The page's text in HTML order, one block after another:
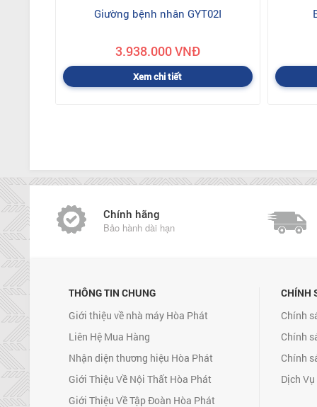
Giường bệnh nhân GYT02I
3.938.000 VNĐ
Xem chi tiết
Chính hãng
Bảo hành dài hạn
THÔNG TIN CHUNG
Giới thiệu về nhà máy Hòa Phát
Liên Hệ Mua Hàng
Nhận diện thương hiệu Hòa Phát
Giới Thiệu Về Nội Thất Hòa Phát
Giới Thiệu Về Tập Đoàn Hòa Phát
CHÍNH
Chính
Chính
Chính
Dịch